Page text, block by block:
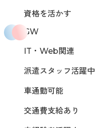
資格を活かす
GW
IT・Web関連
派遣スタッフ活躍中
車通勤可能
交通費支給あり